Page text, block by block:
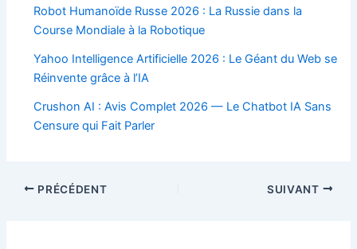
Robot Humanoïde Russe 2026 : La Russie dans la
Course Mondiale à la Robotique
Yahoo Intelligence Artificielle 2026 : Le Géant du Web se
Réinvente grâce à l’IA
Crushon AI : Avis Complet 2026 — Le Chatbot IA Sans
Censure qui Fait Parler
NavigationPRÉCÉDENT SUIVANT